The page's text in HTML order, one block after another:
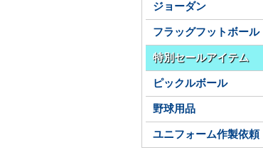
ジョーダン
フラッグフットボール
特別セールアイテム
ピックルボール
野球用品
ユニフォーム作製依頼